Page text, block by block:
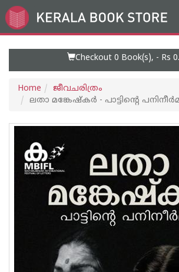
Go
to
Checkout 0 Book(s), - Rs
Home
ജീവചരിത്രം
ലതാ മങ്കേഷ്‌കർ - പാട്ടിൻ്റെ